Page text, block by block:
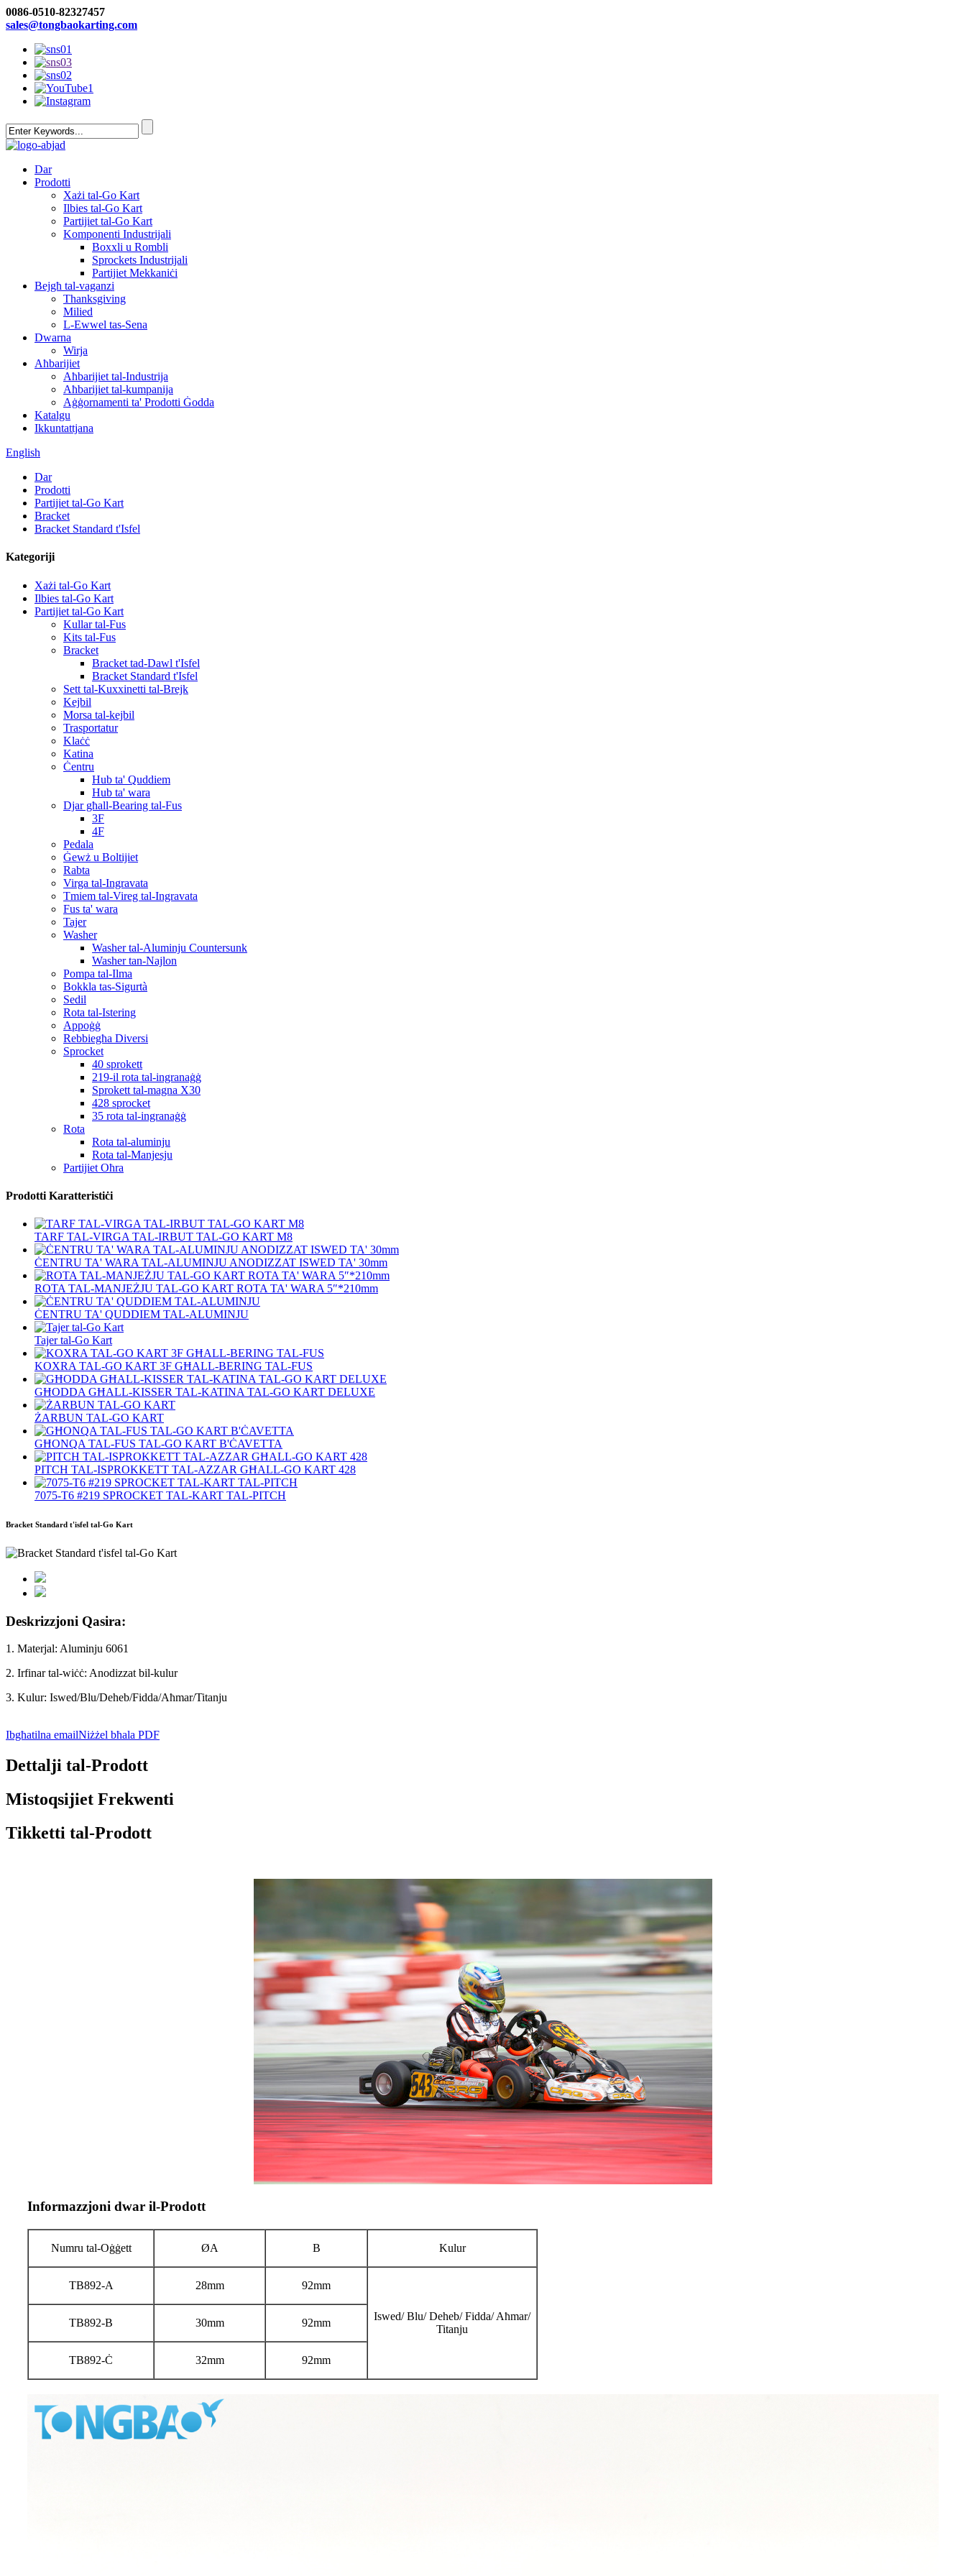
0086-0510-82327457
sales@tongbaokarting.com
Dar
Prodotti
Xażi tal-Go Kart
Ilbies tal-Go Kart
Partijiet tal-Go Kart
Komponenti Industrijali
Boxxli u Rombli
Sprockets Industrijali
Partijiet Mekkaniċi
Bejgħ tal-vaganzi
Thanksgiving
Milied
L-Ewwel tas-Sena
Dwarna
Wirja
Aħbarijiet
Aħbarijiet tal-Industrija
Aħbarijiet tal-kumpanija
Aġġornamenti ta' Prodotti Ġodda
Katalgu
Ikkuntattjana
English
Dar
Prodotti
Partijiet tal-Go Kart
Bracket
Bracket Standard t'Isfel
Kategoriji
Xażi tal-Go Kart
Ilbies tal-Go Kart
Partijiet tal-Go Kart
Kullar tal-Fus
Kits tal-Fus
Bracket
Bracket tad-Dawl t'Isfel
Bracket Standard t'Isfel
Sett tal-Kuxxinetti tal-Brejk
Kejbil
Morsa tal-kejbil
Trasportatur
Klaċċ
Katina
Ċentru
Hub ta' Quddiem
Hub ta' wara
Djar għall-Bearing tal-Fus
3F
4F
Pedala
Ġewż u Boltijiet
Rabta
Virga tal-Ingravata
Tmiem tal-Vireg tal-Ingravata
Fus ta' wara
Tajer
Washer
Washer tal-Aluminju Countersunk
Washer tan-Najlon
Pompa tal-Ilma
Bokkla tas-Sigurtà
Sedil
Rota tal-Istering
Appoġġ
Rebbiegħa Diversi
Sprocket
40 sprokett
219-il rota tal-ingranaġġ
Sprokett tal-magna X30
428 sprocket
35 rota tal-ingranaġġ
Rota
Rota tal-aluminju
Rota tal-Manjesju
Partijiet Oħra
Prodotti Karatteristiċi
TARF TAL-VIRGA TAL-IRBUT TAL-GO KART M8
ĊENTRU TA' WARA TAL-ALUMINJU ANODIZZAT ISWED TA' 30mm
ROTA TAL-MANJEŻJU TAL-GO KART ROTA TA' WARA 5″*210mm
ĊENTRU TA' QUDDIEM TAL-ALUMINJU
Tajer tal-Go Kart
KOXRA TAL-GO KART 3F GĦALL-BERING TAL-FUS
GĦODDA GĦALL-KISSER TAL-KATINA TAL-GO KART DELUXE
ŻARBUN TAL-GO KART
GĦONQA TAL-FUS TAL-GO KART B'ĊAVETTA
PITCH TAL-ISPROKKETT TAL-AZZAR GĦALL-GO KART 428
7075‐T6 #219 SPROCKET TAL-KART TAL-PITCH
Bracket Standard t'isfel tal-Go Kart
Deskrizzjoni Qasira:
1. Materjal: Aluminju 6061
2. Irfinar tal-wiċċ: Anodizzat bil-kulur
3. Kulur: Iswed/Blu/Deheb/Fidda/Aħmar/Titanju
Ibgħatilna emailNiżżel bħala PDF
Dettalji tal-Prodott
Mistoqsijiet Frekwenti
Tikketti tal-Prodott
Informazzjoni dwar il-Prodott
Numru tal-Oġġett ØA B Kulur
TB892-A 28mm 92mm
Iswed/ Blu/ Deheb/ Fidda/ Aħmar/
Titanju
TB892-B 30mm 92mm
TB892-Ċ 32mm 92mm